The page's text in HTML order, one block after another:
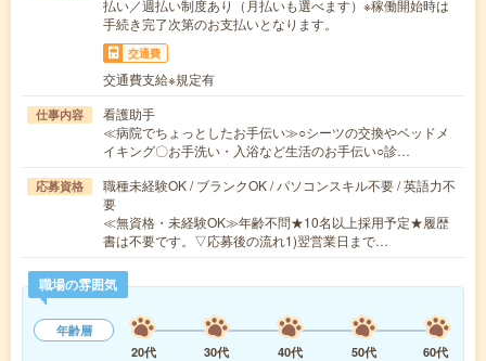
払い／週払い制度あり（月払いも選べます）※稼働開始時は
手続き完了次第のお支払いとなります。
交通費
交通費支給※規定有
仕事内容
看護助手
≪病院でちょっとしたお手伝い≫○シーツの交換やベッドメ
イキング〇お手洗い・入浴など生活のお手伝い○診…
応募資格
職種未経験OK / ブランクOK / パソコンスキル不要 / 英語力不
要
≪無資格・未経験OK≫年齢不問★10名以上採用予定★履歴
書は不要です。▽応募後の流れ1)翌営業日まで…
職場の雰囲気
年齢層
20代
30代 40代 50代
60代